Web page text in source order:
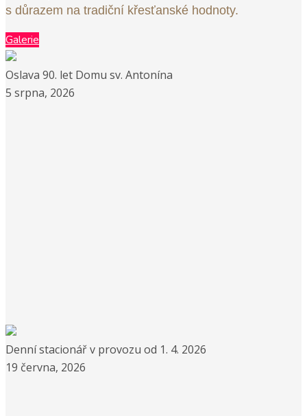
s důrazem na tradiční křesťanské hodnoty.
Galerie
Oslava 90. let Domu sv. Antonína
5 srpna, 2026
Denní stacionář v provozu od 1. 4. 2026
19 června, 2026